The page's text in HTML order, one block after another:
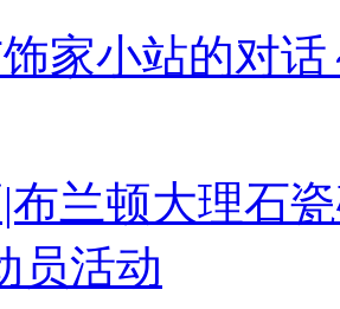
家小站的对
布兰顿大理石
员活动